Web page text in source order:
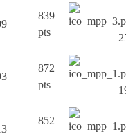
839
pts
872
pts
852